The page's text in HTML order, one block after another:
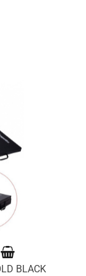
BLACK